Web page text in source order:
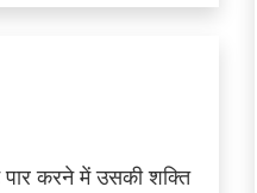
पार करने में उसकी शक्ति